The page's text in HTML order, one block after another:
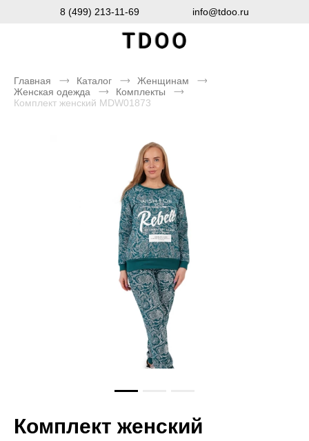
8 (499) 213-11-69 info@tdoo.ru
Главная Каталог
Женщинам
Женская одежда
Комплекты
Комплект женский MDW01873
Комплект женский